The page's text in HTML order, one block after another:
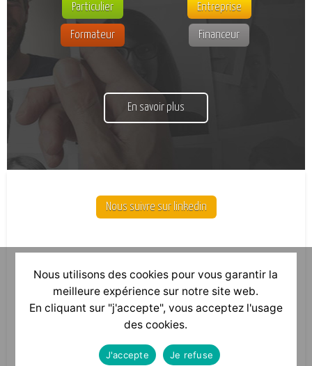
Particulier Entreprise
Formateur Financeur
En savoir plus
Nous suivre sur linkedin
Nous utilisons des cookies pour vous garantir la
meilleure expérience sur notre site web.
En cliquant sur "j'accepte", vous acceptez l'usage
des cookies.
J'accepte Je refuse